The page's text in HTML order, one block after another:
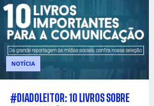
NOTÍCIA
#DIADOLEITOR: 10 LIVROS SOBRE